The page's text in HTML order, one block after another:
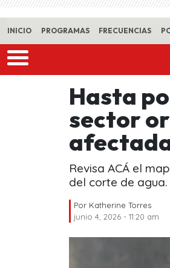
INICIO PROGRAMAS FRECUENCIAS
Hasta
sector
Revisa ACÁ el
del corte de agua.
Por Katherine Torres
junio 4, 2026 - 11:20 am